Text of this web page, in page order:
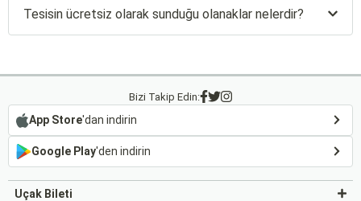
Tesisin ücretsiz olarak sunduğu olanaklar nelerdir?
Bizi Takip Edin:
App Store'dan indirin
Google Play'den indirin
Uçak Bileti